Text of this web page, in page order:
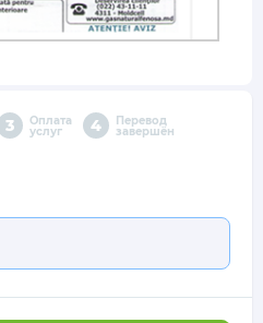
3 Оплата
услуг 4 Перевод
завершён